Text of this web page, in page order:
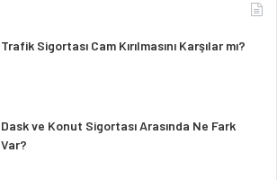
Trafik Sigortası Cam Kırılmasını Karşılar mı?
Dask ve Konut Sigortası Arasında Ne Fark
Var?